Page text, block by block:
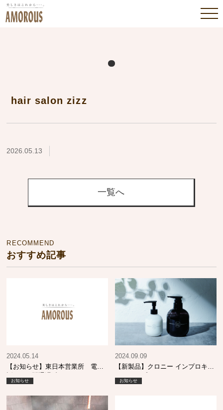
hair salon zizz
2026.05.13
一覧へ
RECOMMEND
おすすめ記事
【お知らせ】東日本営業所 電
2024.05.14
お知らせ
【新製品】クロニー インプロキュ
SI
2024.09.09
お知らせ